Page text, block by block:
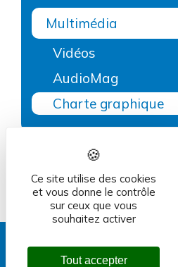
Multimédia
Vidéos
AudioMag
Charte graphique
Ce site utilise des cookies
et vous donne le contrôle
sur ceux que vous
souhaitez activer
Tout accepter